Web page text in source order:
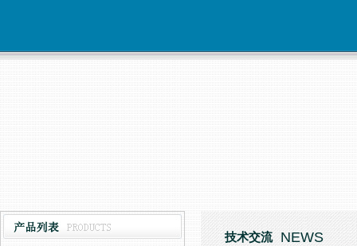
技术交流 NEWS